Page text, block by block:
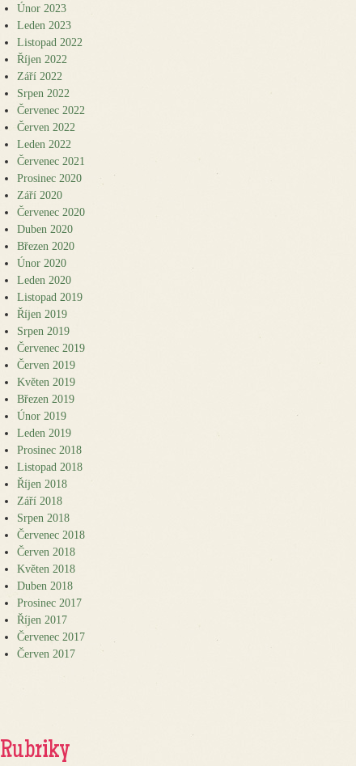
Únor 2023
Leden 2023
Listopad 2022
Říjen 2022
Září 2022
Srpen 2022
Červenec 2022
Červen 2022
Leden 2022
Červenec 2021
Prosinec 2020
Září 2020
Červenec 2020
Duben 2020
Březen 2020
Únor 2020
Leden 2020
Listopad 2019
Říjen 2019
Srpen 2019
Červenec 2019
Červen 2019
Květen 2019
Březen 2019
Únor 2019
Leden 2019
Prosinec 2018
Listopad 2018
Říjen 2018
Září 2018
Srpen 2018
Červenec 2018
Červen 2018
Květen 2018
Duben 2018
Prosinec 2017
Říjen 2017
Červenec 2017
Červen 2017
Rubriky